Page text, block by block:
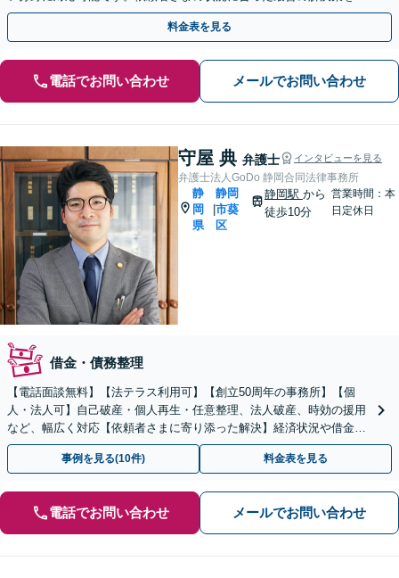
提案します。【初回相談無料】【静岡駅10分】
料金表を見る
電話でお問い合わせ メールでお問い合わせ
守屋 典 弁護士 インタビューを見る
弁護士法人GoDo 静岡合同法律事務所
静
岡
県
|
静岡
市葵
区
静岡駅 から
徒歩10分
営業時間：本
日定休日
借金・債務整理
【電話面談無料】【法テラス利用可】【創立50周年の事務所】【個
人・法人可】自己破産・個人再生・任意整理、法人破産、時効の援用
など、幅広く対応【依頼者さまに寄り添った解決】経済状況や借金の
理由など、丁寧にヒアリングします！【静岡駅10分】
事例を見る(10件) 料金表を見る
電話でお問い合わせ メールでお問い合わせ